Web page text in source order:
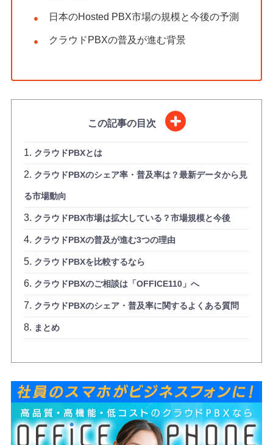
日本のHosted PBX市場の規模と今後の予測
クラウドPBXの普及が進む背景
この記事の目次
クラウドPBXとは
クラウドPBXのシェア率・普及率は？最新データから見
る市場動向
クラウドPBX市場は拡大している？市場規模と今後
クラウドPBXの普及が進む3つの理由
クラウドPBXを比較するなら
クラウドPBXのご相談は「OFFICE110」へ
クラウドPBXのシェア・普及率に関するよくある質問
まとめ